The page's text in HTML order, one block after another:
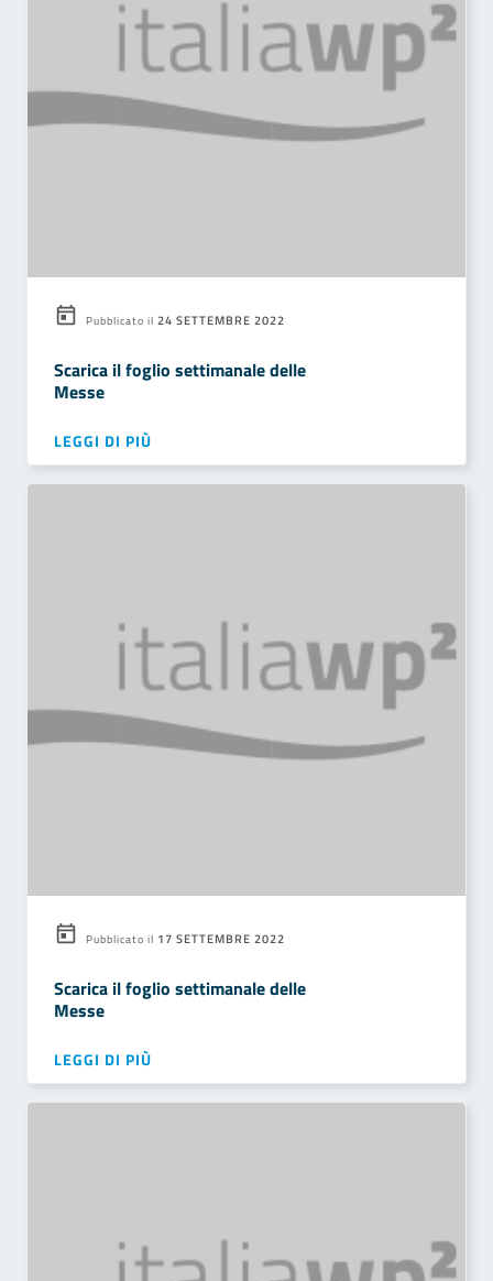
Pubblicato il 24 SETTEMBRE 2022
Scarica il foglio settimanale delle
Messe
LEGGI DI PIÙ
Pubblicato il 17 SETTEMBRE 2022
Scarica il foglio settimanale delle
Messe
LEGGI DI PIÙ